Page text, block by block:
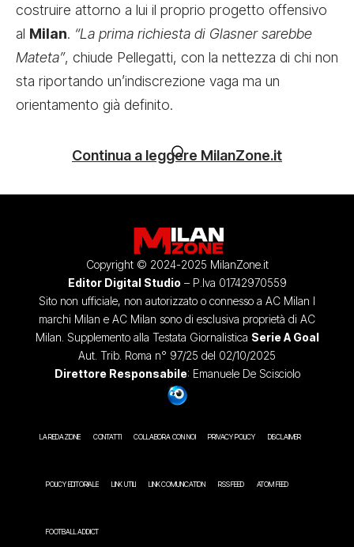
costruire attorno a lui il proprio progetto offensivo
al Milan. “La prima richiesta di Glasner sarebbe
Mateta”, chiude Pellegatti, con la nettezza di chi non
sta riportando un’indiscrezione vaga ma un
orientamento già definito.
Continua a leggere MilanZone.it
Copyright © 2024-2025 MilanZone.it
Editor Digital Studio – P.Iva 01742970559
Sito non ufficiale, non autorizzato o connesso a AC Milan I
marchi Milan e AC Milan sono di esclusiva proprietà di AC
Milan. Supplemento alla Testata Giornalistica Serie A Goal
Aut. Trib. Roma n° 97/25 del 02/10/2025
Direttore Responsabile: Emanuele De Scisciolo
LA REDAZIONE CONTATTI COLLABORA CON NOI PRIVACY POLICY DISCLAIMER
POLICY EDITORIALE LINK UTILI LINK COMUNICATION RSS FEED ATOM FEED
FOOTBALL ADDICT